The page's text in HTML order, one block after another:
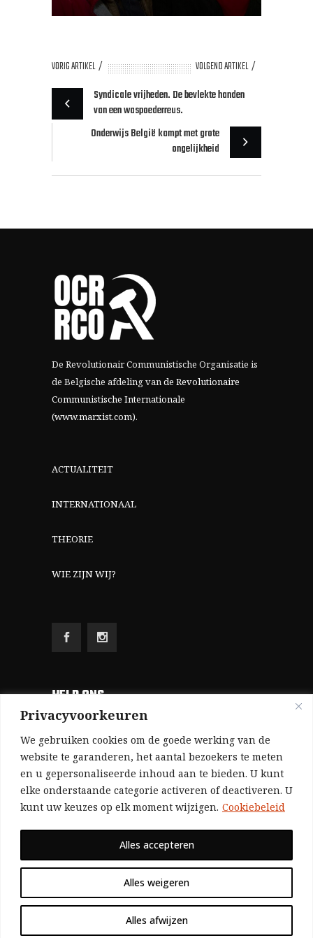
Privacyvoorkeuren
We gebruiken cookies om de goede werking van de
website te garanderen, het aantal bezoekers te meten
en u gepersonaliseerde inhoud aan te bieden. U kunt
elke onderstaande categorie activeren of deactiveren. U
kunt uw keuzes op elk moment wijzigen. Cookiebeleid
Alles weigeren
Alles afwijzen
Alles accepteren
VORIG ARTIKEL
VOLGEND ARTIKEL
Syndicale vrijheden. De bevlekte handen
van een waspoederreus.
Onderwijs België kampt met grote
ongelijkheid
De Revolutionair Communistische Organisatie is
de Belgische afdeling vande Revolutionaire
Communistische Internationale
(www.marxist.com).
ACTUALITEIT
INTERNATIONAAL
THEORIE
WIE ZIJN WIJ?
HELP ONS
Aangezien we volledig zelf gefinancierd zijn
(zonder subsidies, zonder commerciële
advertenties en zonder rijke sponsors), zijn we
voor de publicatie van ons tijdschrift uitsluitend
afhankelijk van de financiële steun van onze
Bij voorbaat dank voor uw solidariteit.